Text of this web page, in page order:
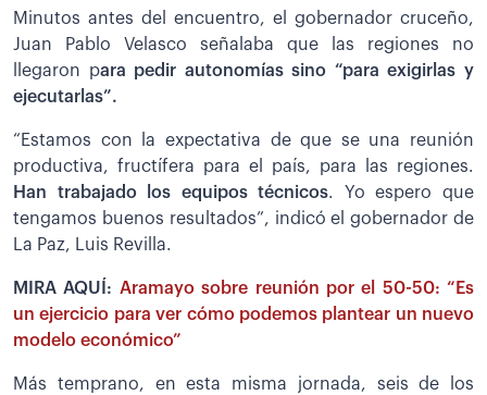
Minutos antes del encuentro, el gobernador cruceño,
Juan Pablo Velasco señalaba que las regiones no
llegaron para pedir autonomías sino “para exigirlas y
ejecutarlas”.
“Estamos con la expectativa de que se una reunión
productiva, fructífera para el país, para las regiones.
Han trabajado los equipos técnicos. Yo espero que
tengamos buenos resultados”, indicó el gobernador de
La Paz, Luis Revilla.
MIRA AQUÍ: Aramayo sobre reunión por el 50-50: “Es
un ejercicio para ver cómo podemos plantear un nuevo
modelo económico”
Más temprano, en esta misma jornada, seis de los